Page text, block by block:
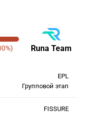
Runa Team
EPL
Групповой этап
FISSURE